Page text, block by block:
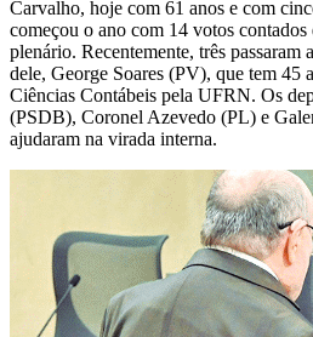
Carvalho, hoje com 61 anos e com
começou o ano com 14 votos contados
plenário. Recentemente, três passaram
dele, George Soares (PV), que tem 45
Ciências Contábeis pela UFRN. Os
(PSDB), Coronel Azevedo (PL) e
ajudaram na virada interna.